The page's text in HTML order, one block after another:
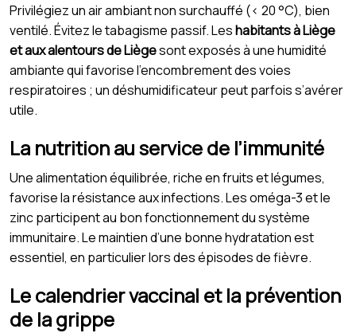
Privilégiez un air ambiant non surchauffé (< 20 °C), bien
ventilé. Évitez le tabagisme passif. Leshabitants à Liège
et aux alentours de Liègesont exposés à une humidité
ambiante qui favorise l’encombrement des voies
respiratoires ; un déshumidificateur peut parfois s’avérer
utile.
La nutrition au service de l’immunité
Une alimentation équilibrée, riche en fruits et légumes,
favorise la résistance aux infections. Les oméga-3 et le
zinc participent au bon fonctionnement du système
immunitaire. Le maintien d’une bonne hydratation est
essentiel, en particulier lors des épisodes de fièvre.
Le calendrier vaccinal et la prévention
de la grippe